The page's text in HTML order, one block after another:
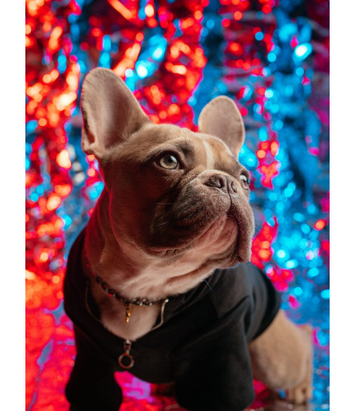
ゆ
み
が
好
き
で
し
た…)